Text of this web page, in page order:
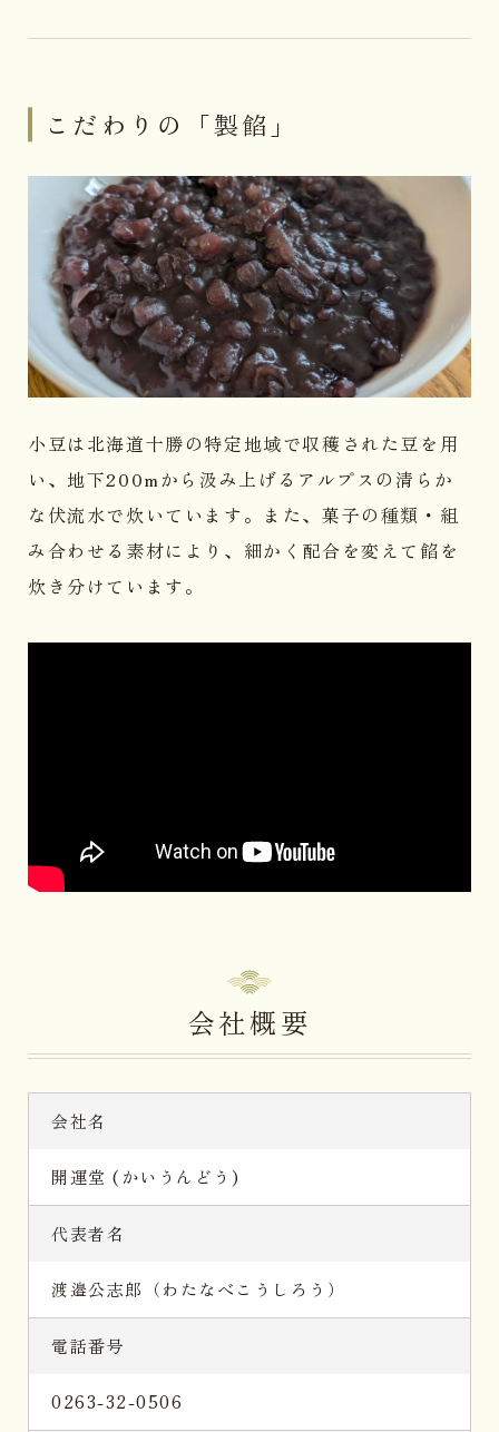
こだわりの「製餡」
小豆は北海道十勝の特定地域で収穫された豆を用
い、地下200mから汲み上げるアルプスの清らか
な伏流水で炊いています。また、菓子の種類・組
み合わせる素材により、細かく配合を変えて餡を
炊き分けています。
会社概要
会社名
開運堂 (かいうんどう)
代表者名
渡邉公志郎（わたなべこうしろう）
電話番号
0263-32-0506